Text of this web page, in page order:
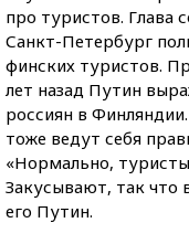
про туристов. Глава
Санкт-Петербург
финских туристов.
лет назад Путин
россиян в
тоже ведут себя
«Нормально,
Закусывают, так что
его Путин.